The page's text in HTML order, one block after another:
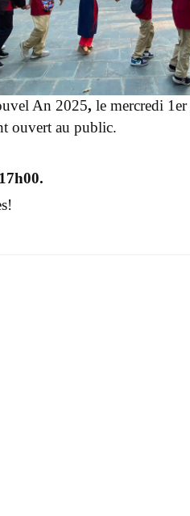
An 2025, le mercredi
ouvert au public.